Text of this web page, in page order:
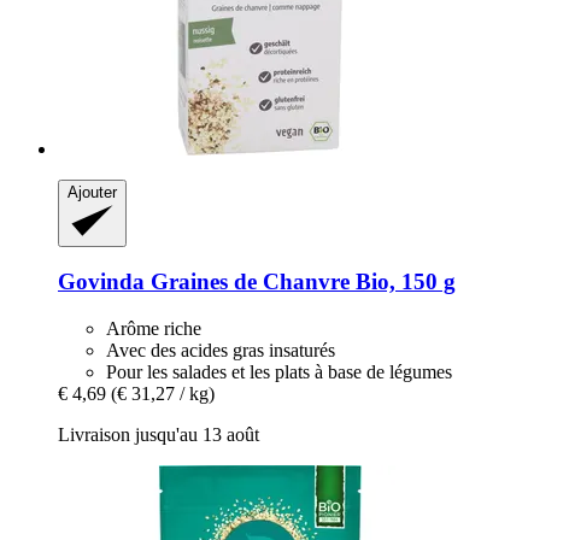
Ajouter
Govinda Graines de Chanvre Bio, 150 g
Arôme riche
Avec des acides gras insaturés
Pour les salades et les plats à base de légumes
€ 4,69 (€ 31,27 / kg)
Livraison jusqu'au 13 août